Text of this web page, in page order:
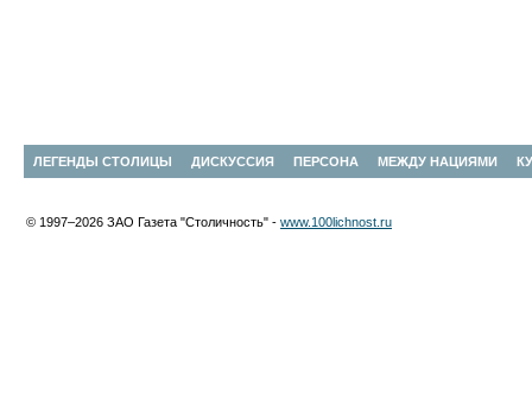
ЛЕГЕНДЫ СТОЛИЦЫ ДИСКУССИЯ ПЕРСОНА МЕЖДУ НАЦИЯМИ
© 1997–2026 ЗАО Газета "Столичность" - www.100lichnost.ru